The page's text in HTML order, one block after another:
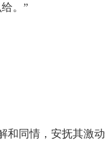
。”
同情，安抚其激